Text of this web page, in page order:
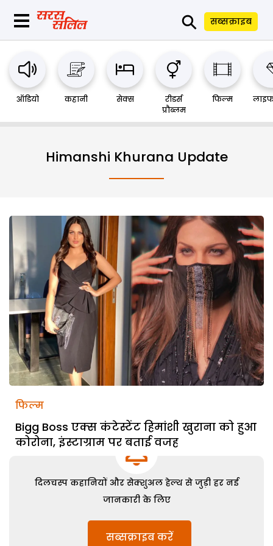
⚲ सब्सक्राइब
ऑडियो कहानी सेक्स
रीडर्स
प्रौब्लम
फिल्म
Himanshi Khurana Update
फिल्म
Bigg Boss एक्स कंटेस्टेंट हिमांशी खुराना को हुआ
कोरोना, इंस्टाग्राम पर बताई वजह
दिलचस्प कहानियों और सेक्शुअल हेल्थ से जुड़ी हर नई
जानकारी के लिए
सब्सक्राइब करें